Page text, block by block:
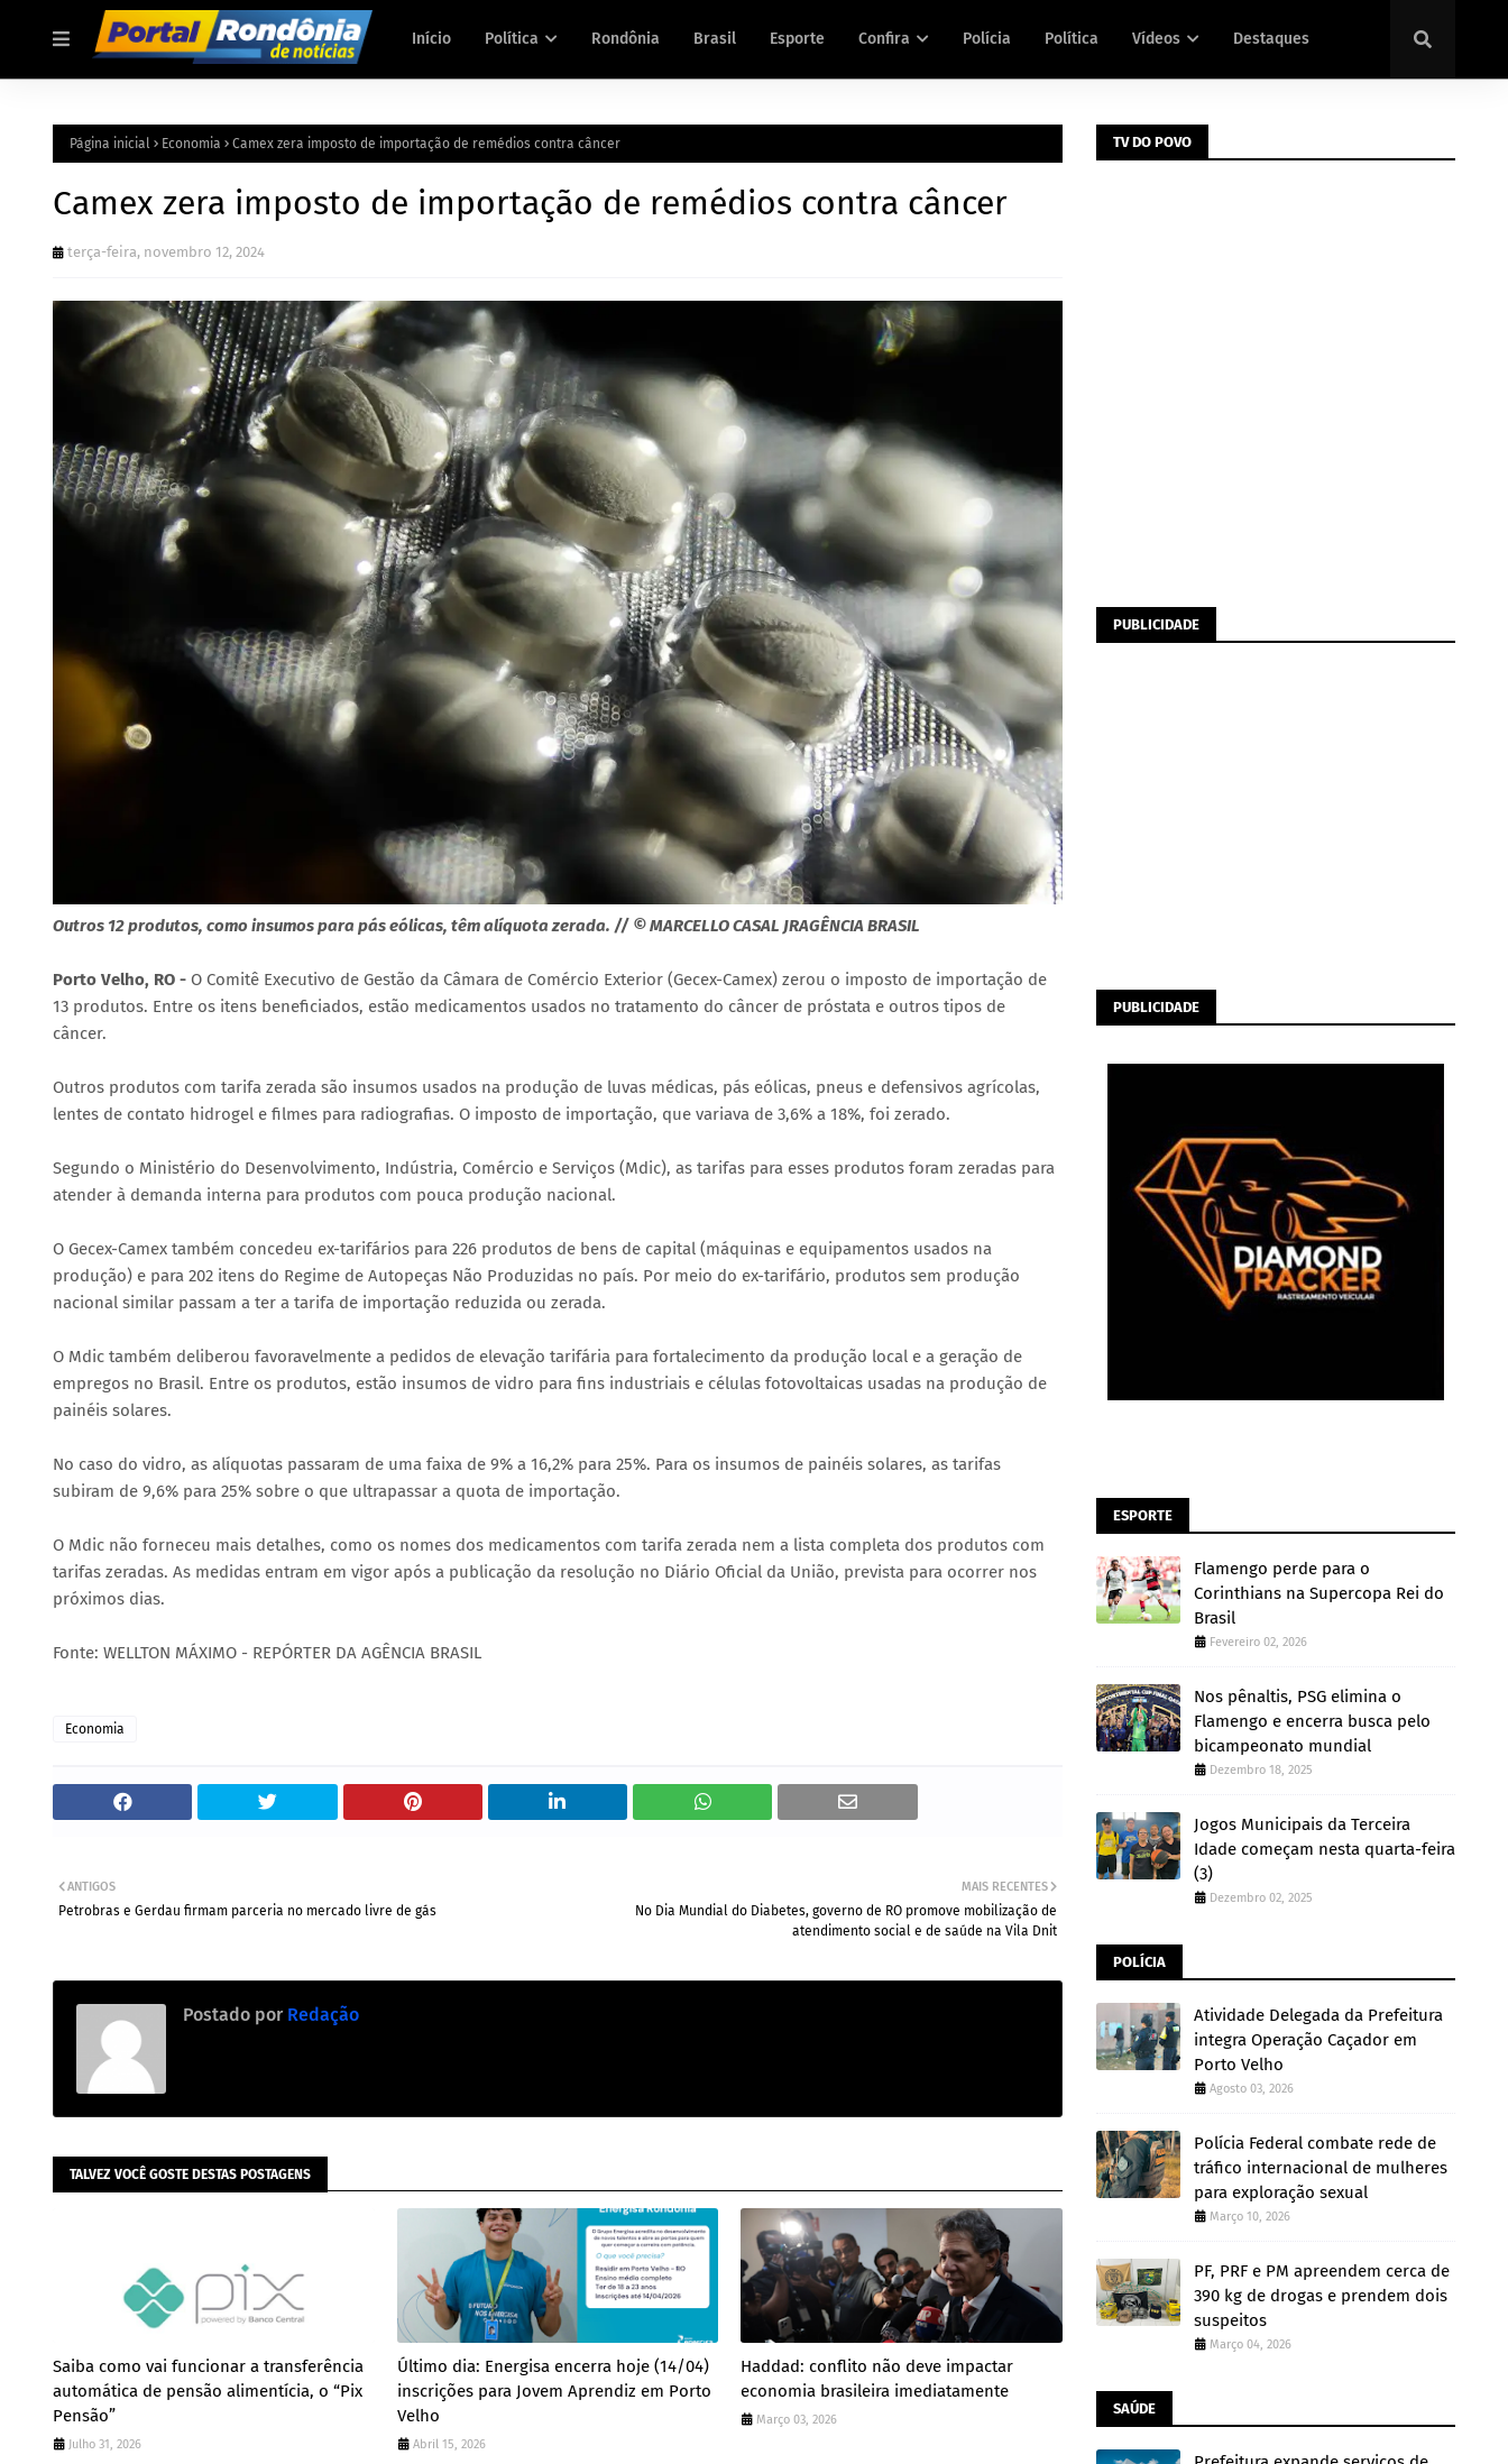
Início Política Rondônia Brasil Esporte Confira Polícia Política Vídeos Destaques
Página inicial Economia Camex zera imposto de importação de remédios contra câncer
Camex zera imposto de importação de remédios contra câncer
terça-feira, novembro 12, 2024
Outros 12 produtos, como insumos para pás eólicas, têm alíquota zerada. // © MARCELLO CASAL JRAGÊNCIA BRASIL
Porto Velho, RO - O Comitê Executivo de Gestão da Câmara de Comércio Exterior (Gecex-Camex) zerou o imposto de importação de
13 produtos. Entre os itens beneficiados, estão medicamentos usados no tratamento do câncer de próstata e outros tipos de
câncer.
Outros produtos com tarifa zerada são insumos usados na produção de luvas médicas, pás eólicas, pneus e defensivos agrícolas,
lentes de contato hidrogel e filmes para radiografias. O imposto de importação, que variava de 3,6% a 18%, foi zerado.
Segundo o Ministério do Desenvolvimento, Indústria, Comércio e Serviços (Mdic), as tarifas para esses produtos foram zeradas para
atender à demanda interna para produtos com pouca produção nacional.
O Gecex-Camex também concedeu ex-tarifários para 226 produtos de bens de capital (máquinas e equipamentos usados na
produção) e para 202 itens do Regime de Autopeças Não Produzidas no país. Por meio do ex-tarifário, produtos sem produção
nacional similar passam a ter a tarifa de importação reduzida ou zerada.
O Mdic também deliberou favoravelmente a pedidos de elevação tarifária para fortalecimento da produção local e a geração de
empregos no Brasil. Entre os produtos, estão insumos de vidro para fins industriais e células fotovoltaicas usadas na produção de
painéis solares.
No caso do vidro, as alíquotas passaram de uma faixa de 9% a 16,2% para 25%. Para os insumos de painéis solares, as tarifas
subiram de 9,6% para 25% sobre o que ultrapassar a quota de importação.
O Mdic não forneceu mais detalhes, como os nomes dos medicamentos com tarifa zerada nem a lista completa dos produtos com
tarifas zeradas. As medidas entram em vigor após a publicação da resolução no Diário Oficial da União, prevista para ocorrer nos
próximos dias.
Fonte: WELLTON MÁXIMO - REPÓRTER DA AGÊNCIA BRASIL
Economia
MAIS RECENTES
No Dia Mundial do Diabetes, governo de RO promove mobilização de
atendimento social e de saúde na Vila Dnit
ANTIGOS
Petrobras e Gerdau firmam parceria no mercado livre de gás
Postado por Redação
TALVEZ VOCÊ GOSTE DESTAS POSTAGENS
Saiba como vai funcionar a transferência
automática de pensão alimentícia, o “Pix
Pensão”
Julho 31, 2026
Último dia: Energisa encerra hoje (14/04)
inscrições para Jovem Aprendiz em Porto
Velho
Abril 15, 2026
Haddad: conflito não deve impactar
economia brasileira imediatamente
Março 03, 2026
TV DO POVO
PUBLICIDADE
PUBLICIDADE
ESPORTE
Flamengo perde para o
Corinthians na Supercopa Rei do
Brasil
Fevereiro 02, 2026
Nos pênaltis, PSG elimina o
Flamengo e encerra busca pelo
bicampeonato mundial
Dezembro 18, 2025
Jogos Municipais da Terceira
Idade começam nesta quarta-feira
(3)
Dezembro 02, 2025
POLÍCIA
Atividade Delegada da Prefeitura
integra Operação Caçador em
Porto Velho
Agosto 03, 2026
Polícia Federal combate rede de
tráfico internacional de mulheres
para exploração sexual
Março 10, 2026
PF, PRF e PM apreendem cerca de
390 kg de drogas e prendem dois
suspeitos
Março 04, 2026
SAÚDE